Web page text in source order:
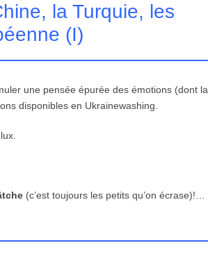
la Turquie, les
(I)
une pensée épurée des émotions (dont la
disponibles en Ukrainewashing.
(c’est toujours les petits qu’on écrase)!…